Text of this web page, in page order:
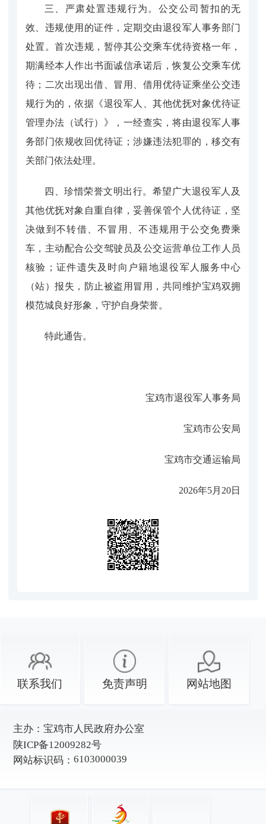
三、严肃处置违规行为。公交公司暂扣的无
效、违规使用的证件，定期交由退役军人事务部门
处置。首次违规，暂停其公交乘车优待资格一年，
期满经本人作出书面诚信承诺后，恢复公交乘车优
待；二次出现出借、冒用、借用优待证乘坐公交违
规行为的，依据《退役军人、其他优抚对象优待证
管理办法（试行）》，一经查实，将由退役军人事
务部门依规收回优待证；涉嫌违法犯罪的，移交有
关部门依法处理。
四、珍惜荣誉文明出行。希望广大退役军人及
其他优抚对象自重自律，妥善保管个人优待证，坚
决做到不转借、不冒用、不违规用于公交免费乘
车，主动配合公交驾驶员及公交运营单位工作人员
核验；证件遗失及时向户籍地退役军人服务中心
（站）报失，防止被盗用冒用，共同维护宝鸡双拥
模范城良好形象，守护自身荣誉。
特此通告。
宝鸡市退役军人事务局
宝鸡市公安局
宝鸡市交通运输局
2026年5月20日
联系我们 免责声明 网站地图
主办： 宝鸡市人民政府办公室
陕ICP备12009282号
网站标识码： 6103000039